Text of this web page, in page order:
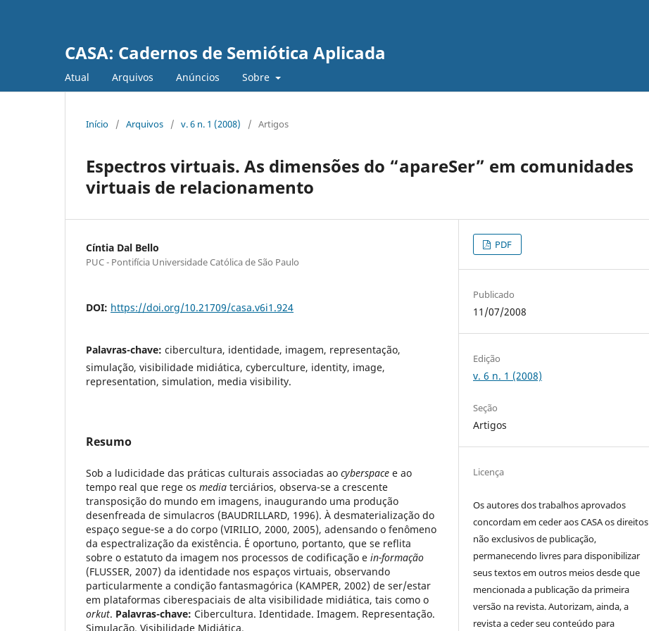
CASA: Cadernos de Semiótica Aplicada
Atual Arquivos Anúncios Sobre
Início / Arquivos / v. 6 n. 1 (2008) / Artigos
Espectros virtuais. As dimensões do “apareSer” em comunidades
virtuais de relacionamento
Cíntia Dal Bello
PUC - Pontifícia Universidade Católica de São Paulo
DOI: https://doi.org/10.21709/casa.v6i1.924
Palavras-chave: cibercultura, identidade, imagem, representação,
simulação, visibilidade midiática, cyberculture, identity, image,
representation, simulation, media visibility.
Resumo
Sob a ludicidade das práticas culturais associadas ao cyberspace e ao
tempo real que rege os media terciários, observa-se a crescente
transposição do mundo em imagens, inaugurando uma produção
desenfreada de simulacros (BAUDRILLARD, 1996). À desmaterialização do
espaço segue-se a do corpo (VIRILIO, 2000, 2005), adensando o fenômeno
da espectralização da existência. É oportuno, portanto, que se reflita
sobre o estatuto da imagem nos processos de codificação e in-formação
(FLUSSER, 2007) da identidade nos espaços virtuais, observando
particularmente a condição fantasmagórica (KAMPER, 2002) de ser/estar
em plataformas ciberespaciais de alta visibilidade midiática, tais como o
orkut. Palavras-chave: Cibercultura. Identidade. Imagem. Representação.
Simulação. Visibilidade Midiática.
PDF
Publicado
11/07/2008
Edição
v. 6 n. 1 (2008)
Seção
Artigos
Licença
Os autores dos trabalhos aprovados
concordam em ceder aos CASA os direitos
não exclusivos de publicação,
permanecendo livres para disponibilizar
seus textos em outros meios desde que
mencionada a publicação da primeira
versão na revista. Autorizam, ainda, a
revista a ceder seu conteúdo para